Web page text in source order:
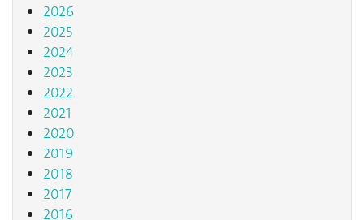
2026
2025
2024
2023
2022
2021
2020
2019
2018
2017
2016